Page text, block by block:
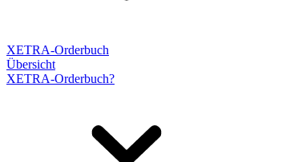
XETRA-Orderbuch
Übersicht
XETRA-Orderbuch?